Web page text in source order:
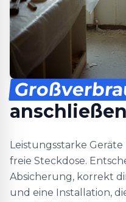
anschließen
Leistungsstarke
freie Steckdose.
Absicherung, korrekt
und eine Installation,